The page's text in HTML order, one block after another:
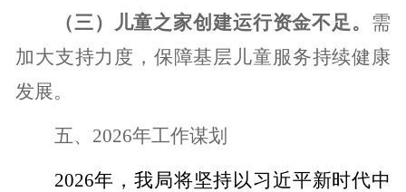
（三）儿童之家创建运行资金不足。 需
加大支持力度，保障基层儿童服务持续健康
发展。
五、 2026年工作谋划
2026年，我局将坚持以习近平新时代中